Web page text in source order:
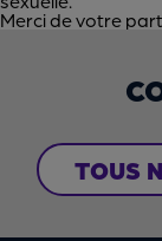
Merci de votre
TOUS